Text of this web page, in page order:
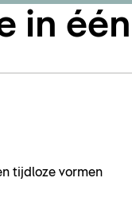
in
tijdloze vormen